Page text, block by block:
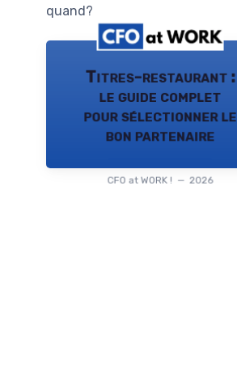
quand?
Titres-restaurant :
le guide complet
pour sélectionner le
bon partenaire
CFO at WORK ! — 2026